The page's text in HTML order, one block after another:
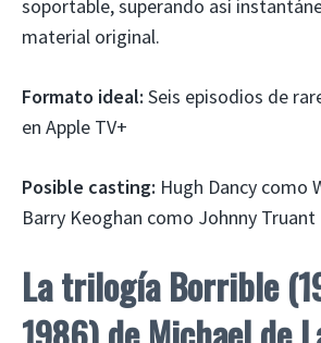
soportable, superando así
material original.
Formato ideal: Seis episodios de
en Apple TV+
Posible casting: Hugh Dancy como
Barry Keoghan como Johnny Truant
La trilogía Borrible